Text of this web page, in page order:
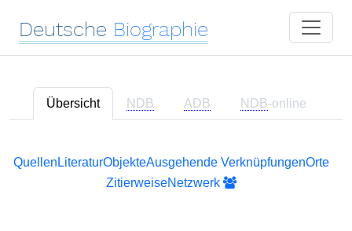
Deutsche Biographie
Übersicht NDB ADB NDB-online
Quellen LiteraturObjekteAusgehende VerknüpfungenOrte
ZitierweiseNetzwerk